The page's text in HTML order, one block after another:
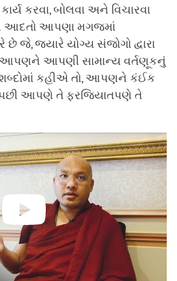
કરવા, બોલવા અને વિચારવા
આદતો આપણા મગજમાં
છે જે, જ્યારે યોગ્ય સંજોગો દ્વારા
આપણને આપણી સામાન્ય વર્તણૂકનું
કહીએ તો, આપણને કંઈક
આપણે તે ફરજિયાતપણે તે